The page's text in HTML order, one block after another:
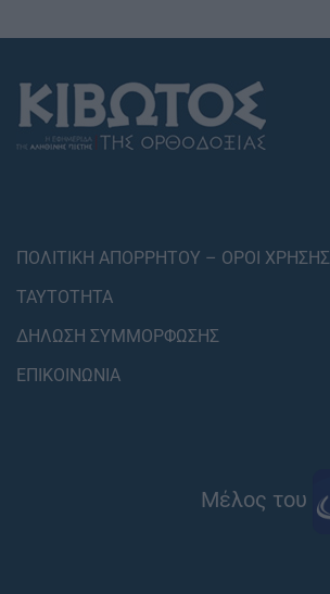
ΠΟΛΙΤΙΚΗ ΑΠΟΡΡΗΤΟΥ – ΟΡΟΙ ΧΡΗΣΗΣ
ΤΑΥΤΟΤΗΤΑ
ΔΗΛΩΣΗ ΣΥΜΜΟΡΦΩΣΗΣ
ΕΠΙΚΟΙΝΩΝΙΑ
Μέλος του